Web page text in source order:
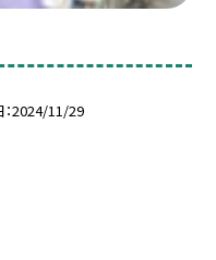
2024/11/29